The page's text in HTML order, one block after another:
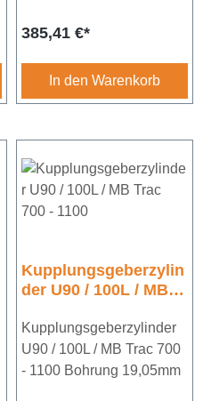
Regulärer Preis:
385,41 €*
In den Warenkorb
Kupplungsgeberzylin
der U90 / 100L / MB
Kupplungsgeberzylinder
U90 / 100L / MB Trac 700
- 1100 Bohrung 19,05mm